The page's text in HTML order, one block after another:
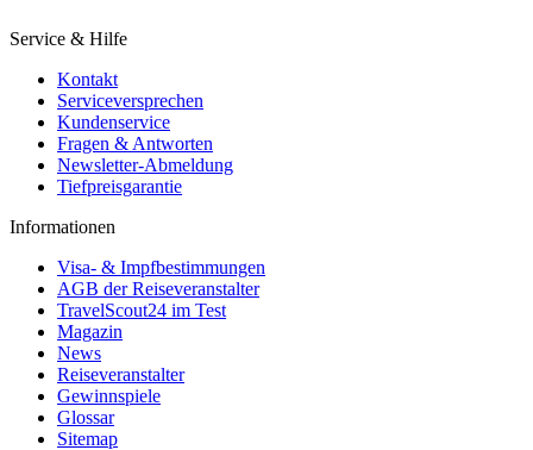
Service & Hilfe
Kontakt
Serviceversprechen
Kundenservice
Fragen & Antworten
Newsletter-Abmeldung
Tiefpreisgarantie
Informationen
Visa- & Impfbestimmungen
AGB der Reiseveranstalter
TravelScout24 im Test
Magazin
News
Reiseveranstalter
Gewinnspiele
Glossar
Sitemap